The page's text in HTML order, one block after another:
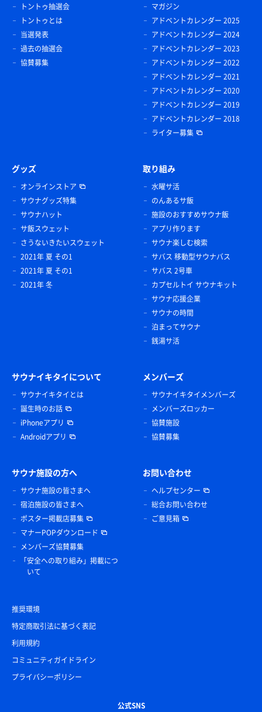
トントゥ抽選会
トントゥとは
当選発表
過去の抽選会
協賛募集
マガジン
アドベントカレンダー 2025
アドベントカレンダー 2024
アドベントカレンダー 2023
アドベントカレンダー 2022
アドベントカレンダー 2021
アドベントカレンダー 2020
アドベントカレンダー 2019
アドベントカレンダー 2018
ライター募集
グッズ
オンラインストア
サウナグッズ特集
サウナハット
サ飯スウェット
さうないきたいスウェット
2021年 夏 その1
2021年 夏 その1
2021年 冬
取り組み
水曜サ活
のんあるサ飯
施設のおすすめサウナ飯
アプリ作ります
サウナ楽しむ検索
サバス 移動型サウナバス
サバス 2号車
カプセルトイ サウナキット
サウナ応援企業
サウナの時間
泊まってサウナ
銭湯サ活
サウナイキタイについて
サウナイキタイとは
誕生時のお話
iPhoneアプリ
Androidアプリ
メンバーズ
サウナイキタイメンバーズ
メンバーズロッカー
協賛施設
協賛募集
サウナ施設の方へ
サウナ施設の皆さまへ
宿泊施設の皆さまへ
ポスター掲載店募集
マナーPOPダウンロード
メンバーズ協賛募集
「安全への取り組み」掲載につ
いて
お問い合わせ
ヘルプセンター
総合お問い合わせ
ご意見箱
推奨環境
特定商取引法に基づく表記
利用規約
コミュニティガイドライン
プライバシーポリシー
公式SNS